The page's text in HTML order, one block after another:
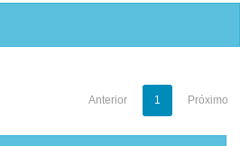
Anterior 1 Próximo